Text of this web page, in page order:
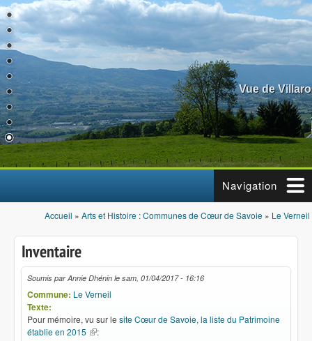
Aller au contenu principal
Vue de
Navigation
Vous êtes ici
Accueil » Arts et Histoire : Communes de Cœur de Savoie » Le Verneil
Inventaire
Soumis parAnnie Dhénin le sam, 01/04/2017 - 16:16
Commune: Le Verneil
Texte:
Pour mémoire, vu sur le site Cœur de Savoie, la liste du Patrimoine
établie en 2015 (le lien est externe)
: